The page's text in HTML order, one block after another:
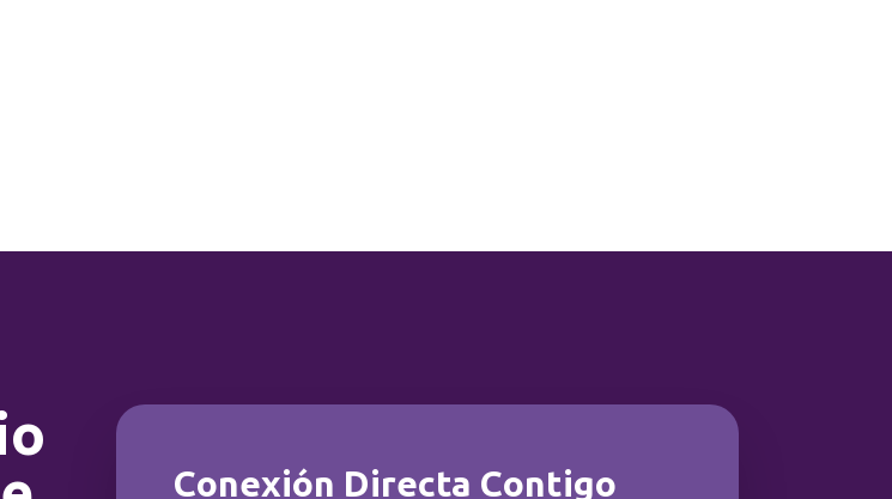
Conexión Directa Contigo